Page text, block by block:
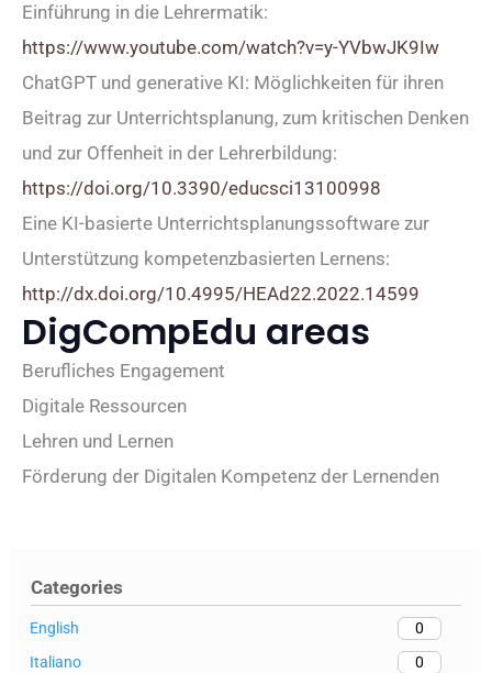
Categories
English
0
Italiano
0
Einführung in die Lehrermatik:
https://www.youtube.com/watch?v=y-YVbwJK9Iw
ChatGPT und generative KI: Möglichkeiten für ihren
Beitrag zur Unterrichtsplanung, zum kritischen Denken
und zur Offenheit in der Lehrerbildung:
https://doi.org/10.3390/educsci13100998
Eine KI-basierte Unterrichtsplanungssoftware zur
Unterstützung kompetenzbasierten Lernens:
http://dx.doi.org/10.4995/HEAd22.2022.14599
DigCompEdu areas
Berufliches Engagement
Digitale Ressourcen
Lehren und Lernen
Förderung der Digitalen Kompetenz der Lernenden